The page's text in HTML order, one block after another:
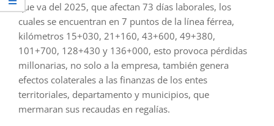
que va del 2025, que afectan 73 días laborales, los
cuales se encuentran en 7 puntos de la línea férrea,
kilómetros 15+030, 21+160, 43+600, 49+380,
101+700, 128+430 y 136+000, esto provoca pérdidas
millonarias, no solo a la empresa, también genera
efectos colaterales a las finanzas de los entes
territoriales, departamento y municipios, que
mermaran sus recaudas en regalías.